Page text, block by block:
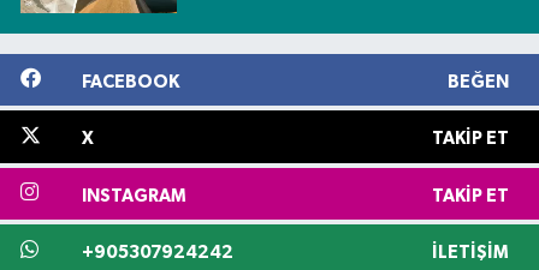
FACEBOOK BEĞEN
X TAKIP ET
INSTAGRAM TAKIP ET
+905307924242 İLETIŞIM